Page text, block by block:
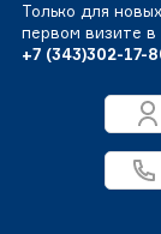
Только для
первом визите в
+7 (343)302-17-